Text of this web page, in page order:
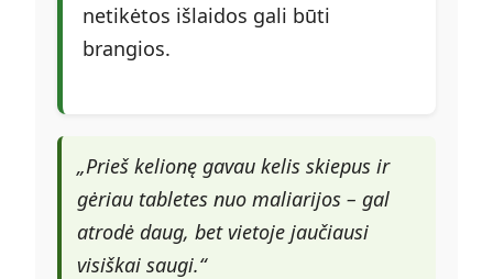
netikėtos išlaidos gali būti
brangios.
„Prieš kelionę gavau kelis skiepus ir
gėriau tabletes nuo maliarijos – gal
atrodė daug, bet vietoje jaučiausi
visiškai saugi.“